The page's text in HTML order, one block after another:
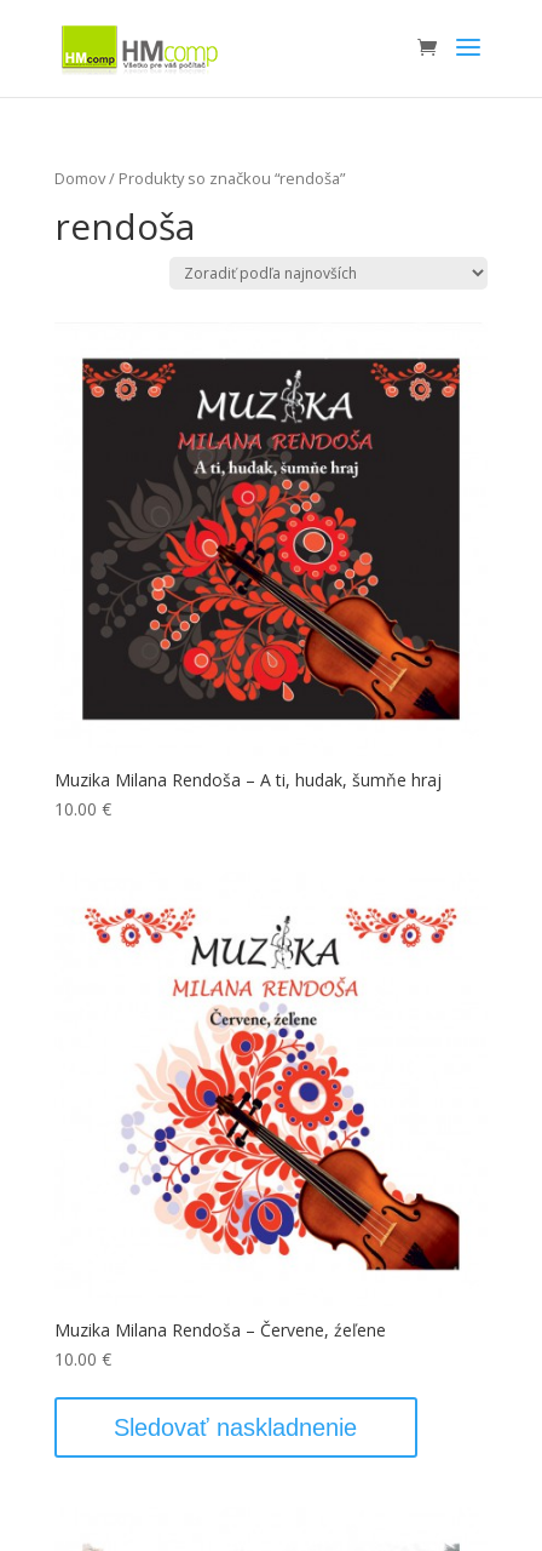
Domov/ Produkty so značkou “rendoša”
rendoša
Muzika Milana Rendoša – A ti, hudak, šumňe hraj
10.00 €
Muzika Milana Rendoša – Červene, źeľene
10.00 €
Sledovať naskladnenie